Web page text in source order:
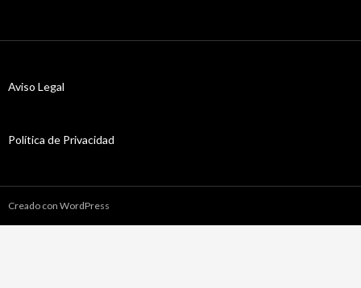
Aviso Legal
Política de Privacidad
Creado con WordPress